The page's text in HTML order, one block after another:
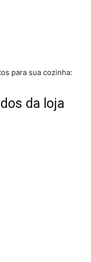
para sua cozinha:
da loja